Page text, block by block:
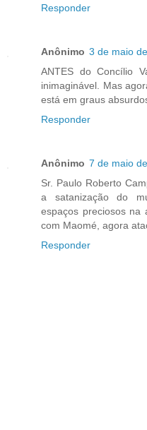
Responder
Anônimo 3 de maio
ANTES do Concílio
inimaginável. Mas
está em graus
Responder
Anônimo 7 de maio
Sr. Paulo Roberto
a satanização do
espaços preciosos na
com Maomé, agora
Responder